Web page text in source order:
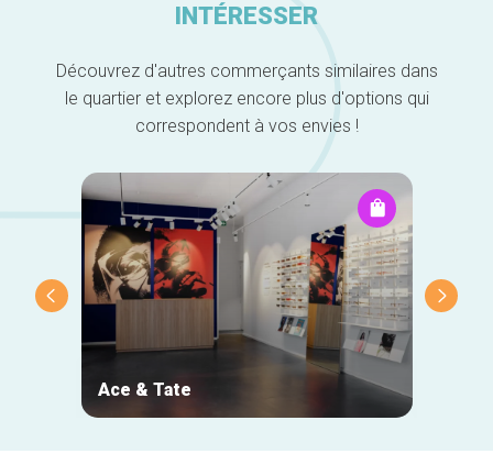
INTÉRESSER
Découvrez d'autres commerçants similaires dans
le quartier et explorez encore plus d'options qui
correspondent à vos envies !
Ace & Tate